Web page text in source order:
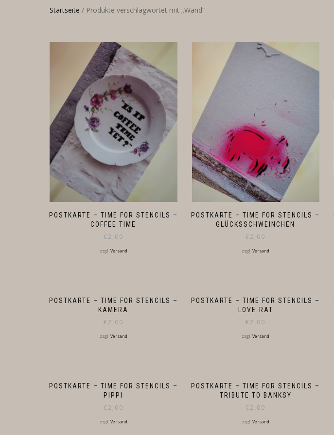
Startseite / Produkte verschlagwortet mit „Wand“
POSTKARTE – TIME FOR STENCILS –
COFFEE TIME
€2,00
zzgl.Versand
POSTKARTE – TIME FOR STENCILS –
GLÜCKSSCHWEINCHEN
€2,00
zzgl.Versand
POSTKARTE – TIME FOR STENCILS –
KAMERA
€2,00
zzgl.Versand
POSTKARTE – TIME FOR STENCILS –
LOVE-RAT
€2,00
zzgl.Versand
POSTKARTE – TIME FOR STENCILS –
PIPPI
€2,00
zzgl.Versand
POSTKARTE – TIME FOR STENCILS –
TRIBUTE TO BANKSY
€2,00
zzgl.Versand